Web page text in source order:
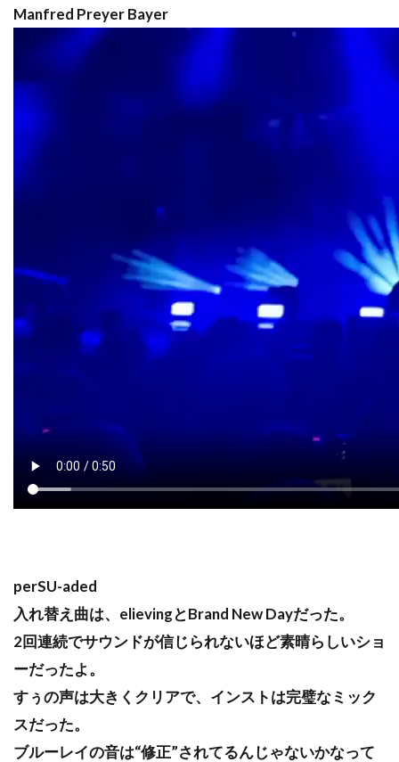
Manfred Preyer Bayer
perSU-aded
入れ替え曲は、elievingとBrand New Dayだった。
2回連続でサウンドが信じられないほど素晴らしいショ
ーだったよ。
すぅの声は大きくクリアで、インストは完璧なミック
スだった。
ブルーレイの音は“修正”されてるんじゃないかなって